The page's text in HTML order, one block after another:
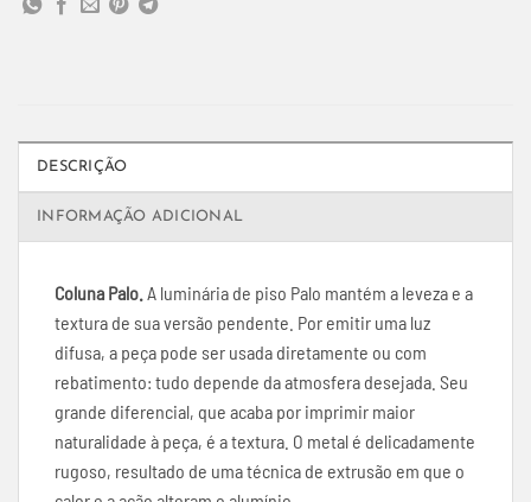
DESCRIÇÃO
INFORMAÇÃO ADICIONAL
Coluna Palo. A luminária de piso Palo mantém a leveza e a
textura de sua versão pendente. Por emitir uma luz
difusa, a peça pode ser usada diretamente ou com
rebatimento: tudo depende da atmosfera desejada. Seu
grande diferencial, que acaba por imprimir maior
naturalidade à peça, é a textura. O metal é delicadamente
rugoso, resultado de uma técnica de extrusão em que o